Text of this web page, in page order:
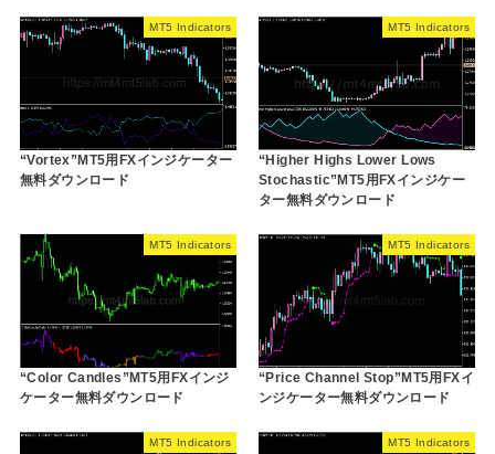
MT5 Indicators
“Vortex”MT5用FXインジケーター
無料ダウンロード
MT5 Indicators
“Higher Highs Lower Lows
Stochastic”MT5用FXインジケー
ター無料ダウンロード
MT5 Indicators
“Color Candles”MT5用FXインジ
ケーター無料ダウンロード
MT5 Indicators
“Price Channel Stop”MT5用FXイ
ンジケーター無料ダウンロード
MT5 Indicators MT5 Indicators